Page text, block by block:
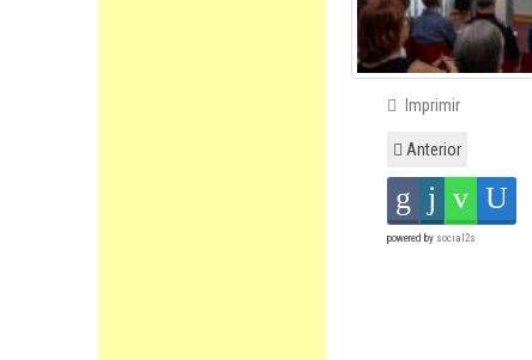
Imprimir
Anterior
powered by social2s